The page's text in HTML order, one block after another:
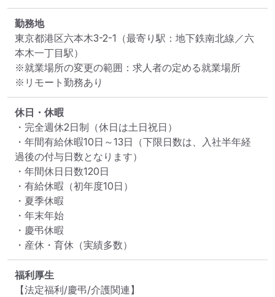
勤務地
東京都港区六本木3-2-1 （最寄り駅：地下鉄南北線／六
本木一丁目駅）
※就業場所の変更の範囲：求人者の定める就業場所
※リモート勤務あり
休日・休暇
・完全週休2日制（休日は土日祝日）
・年間有給休暇10日～13日（下限日数は、入社半年経
過後の付与日数となります）
・年間休日日数120日
・有給休暇（初年度10日）
・夏季休暇
・年末年始
・慶弔休暇
・産休・育休（実績多数）
福利厚生
【法定福利/慶弔/介護関連】